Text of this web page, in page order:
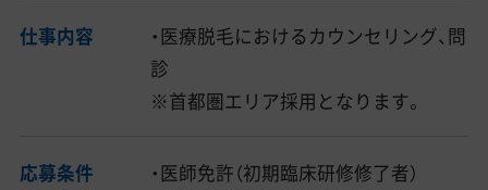
仕事内容
・医療脱毛におけるカウンセリング、問
診
※首都圏エリア採用となります。
応募条件
・医師免許（初期臨床研修修了者）